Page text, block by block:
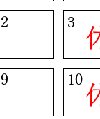
2
9
3
10